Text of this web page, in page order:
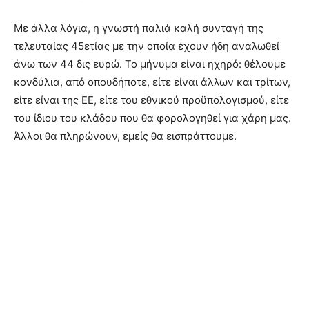
Με άλλα λόγια, η γνωστή παλιά καλή συνταγή της
τελευταίας 45ετίας με την οποία έχουν ήδη αναλωθεί
άνω των 44 δις ευρώ. Το μήνυμα είναι ηχηρό: θέλουμε
κονδύλια, από οπουδήποτε, είτε είναι άλλων και τρίτων,
είτε είναι της ΕΕ, είτε του εθνικού προϋπολογισμού, είτε
του ίδιου του κλάδου που θα φορολογηθεί για χάρη μας.
Άλλοι θα πληρώνουν, εμείς θα εισπράττουμε.